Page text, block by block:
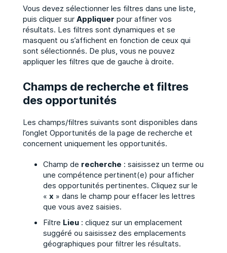
Vous devez sélectionner les filtres dans une liste,
puis cliquer surAppliquer pour affiner vos
résultats. Les filtres sont dynamiques et se
masquent ou s’affichent en fonction de ceux qui
sont sélectionnés. De plus, vous ne pouvez
appliquer les filtres que de gauche à droite.
Champs de recherche et filtres
des opportunités
Les champs/filtres suivants sont disponibles dans
l’onglet Opportunités de la page de recherche et
concernent uniquement les opportunités.
Champ de recherche : saisissez un terme ou
une compétence pertinent(e) pour afficher
des opportunités pertinentes. Cliquez sur le
« x » dans le champ pour effacer les lettres
que vous avez saisies.
Filtre Lieu: cliquez sur un emplacement
suggéré ou saisissez des emplacements
géographiques pour filtrer les résultats.